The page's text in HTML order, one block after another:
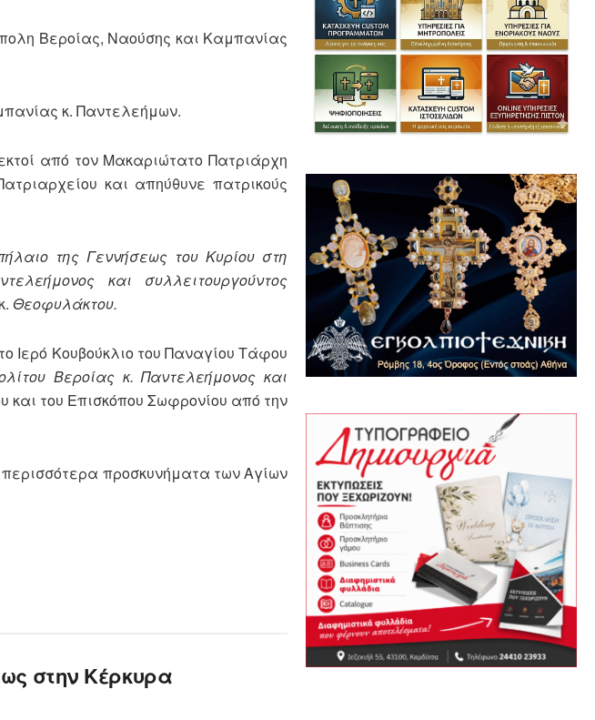
Βεροίας, Ναούσης και Καμπανίας
κ. Παντελεήμων.
από τον Μακαριώτατο Πατριάρχη
και απηύθυνε πατρικούς
της Γεννήσεως του Κυρίου στη
και συλλειτουργούντος
κ. Θεοφυλάκτου.
το Ιερό Κουβούκλιο του Παναγίου Τάφου
Βεροίας κ. Παντελεήμονος και
και του Επισκόπου Σωφρονίου από την
προσκυνήματα των Αγίων
στην Κέρκυρα